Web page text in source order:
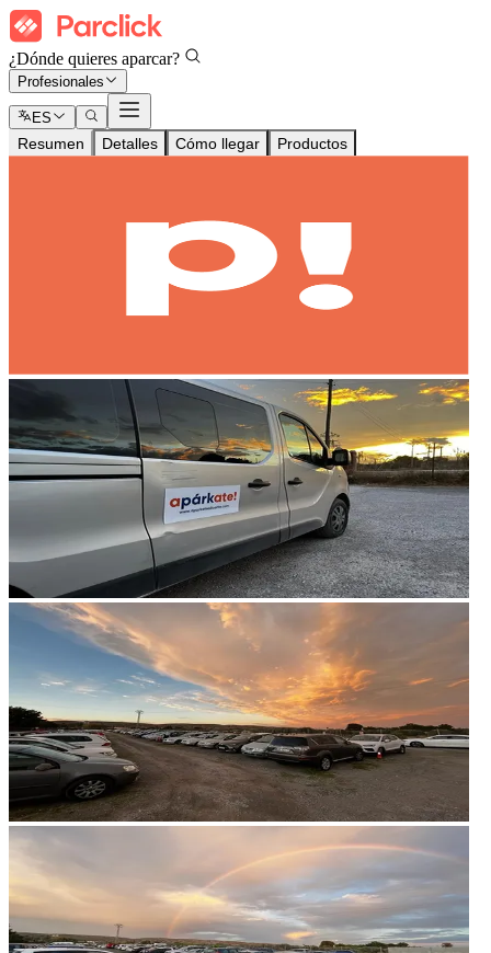
¿Dónde quieres aparcar?
Profesionales
ES
Resumen Detalles Cómo llegar Productos